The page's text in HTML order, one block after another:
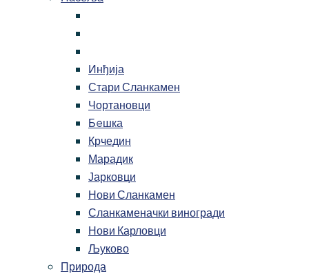
Инђија
Стари Сланкамен
Чортановци
Бeшка
Крчедин
Марадик
Јарковци
Нови Сланкамен
Сланкаменачки виногради
Нови Карловци
Љуково
Природа